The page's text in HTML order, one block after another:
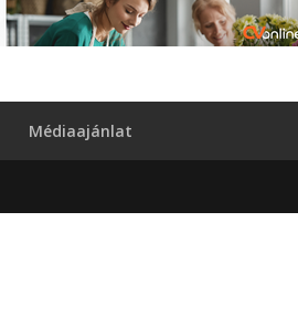
Médiaajánlat